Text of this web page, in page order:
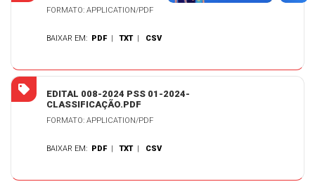
FORMATO: APPLICATION/PDF
BAIXAR EM: PDF |TXT | CSV
EDITAL 008-2024 PSS 01-2024-
CLASSIFICAÇÃO.PDF
FORMATO: APPLICATION/PDF
BAIXAR EM: PDF |TXT | CSV